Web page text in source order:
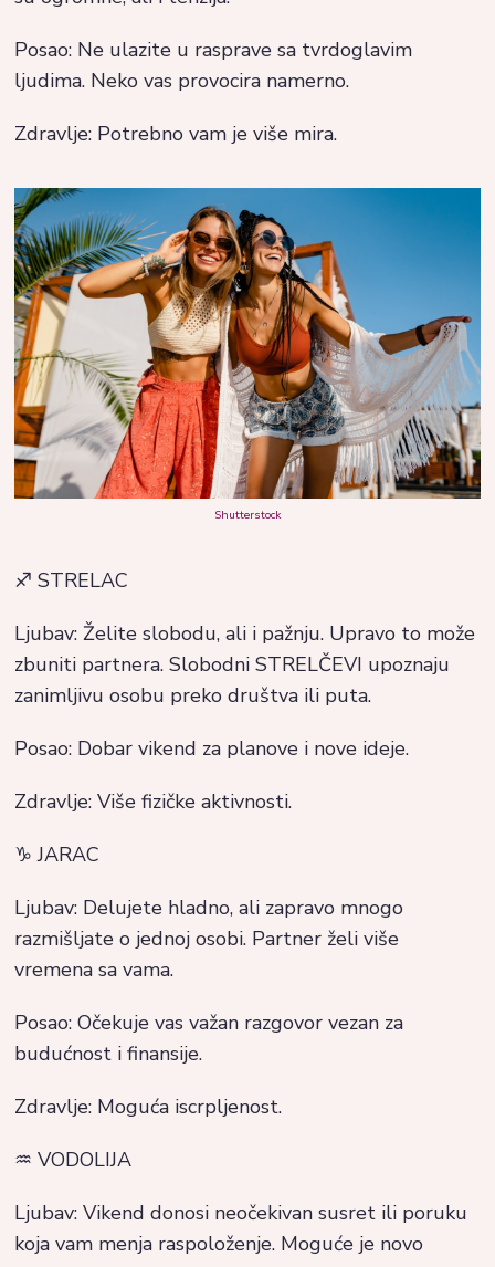
Posao: Ne ulazite u rasprave sa tvrdoglavim
ljudima. Neko vas provocira namerno.
Zdravlje: Potrebno vam je više mira.
Shutterstock
♐ STRELAC
Ljubav: Želite slobodu, ali i pažnju. Upravo to može
zbuniti partnera. Slobodni STRELČEVI upoznaju
zanimljivu osobu preko društva ili puta.
Posao: Dobar vikend za planove i nove ideje.
Zdravlje: Više fizičke aktivnosti.
♑ JARAC
Ljubav: Delujete hladno, ali zapravo mnogo
razmišljate o jednoj osobi. Partner želi više
vremena sa vama.
Posao: Očekuje vas važan razgovor vezan za
budućnost i finansije.
Zdravlje: Moguća iscrpljenost.
♒ VODOLIJA
Ljubav: Vikend donosi neočekivan susret ili poruku
koja vam menja raspoloženje. Moguće je novo